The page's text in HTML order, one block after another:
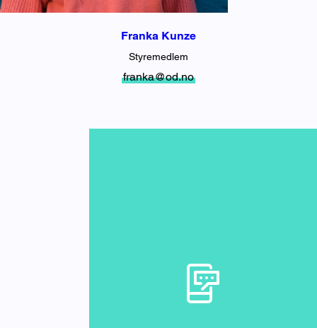
Franka Kunze
Styremedlem
franka@od.no